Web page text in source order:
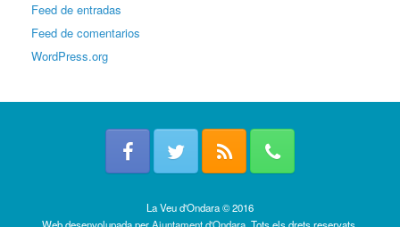
Feed de entradas
Feed de comentarios
WordPress.org
La Veu d'Ondara © 2016